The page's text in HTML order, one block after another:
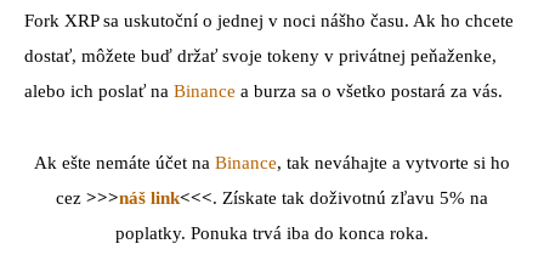
Fork XRP sa uskutoční o jednej v noci nášho času. Ak ho chcete
dostať, môžete buď držať svoje tokeny v privátnej peňaženke,
alebo ich poslať na Binance a burza sa o všetko postará za vás.
Ak ešte nemáte účet na Binance, tak neváhajte a vytvorte si ho
cez >>>náš link<<<. Získate tak doživotnú zľavu 5% na
poplatky. Ponuka trvá iba do konca roka.